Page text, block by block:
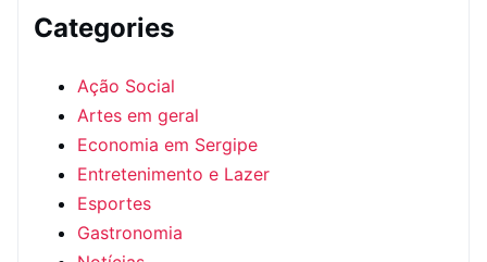
Categories
Ação Social
Artes em geral
Economia em Sergipe
Entretenimento e Lazer
Esportes
Gastronomia